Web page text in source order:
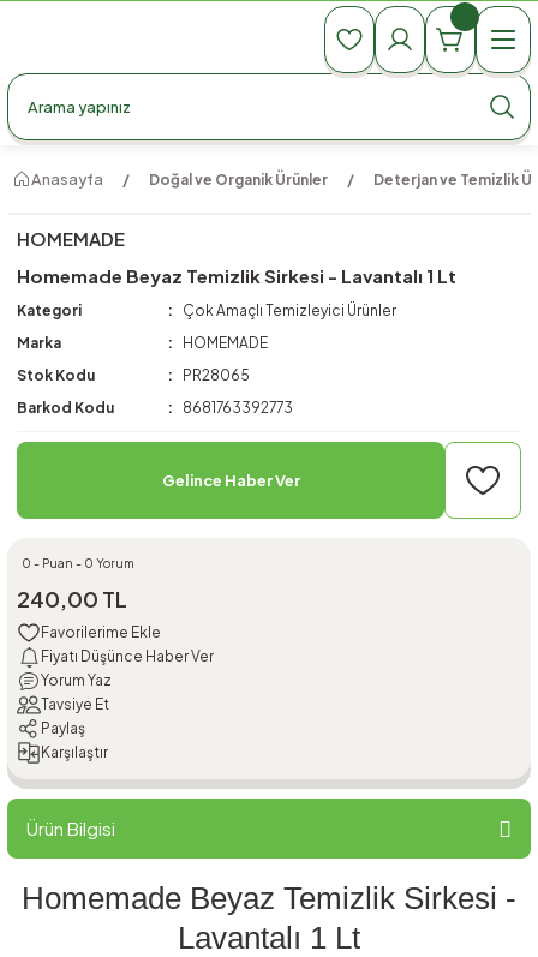
990 TL Üzeri Ücretsiz Kargo
990 TL Üzeri Ücretsiz Kargo
Anasayfa Doğal ve Organik Ürünler Deterjan ve Temizlik
HOMEMADE
Homemade Beyaz Temizlik Sirkesi - Lavantalı 1 Lt
Kategori
Çok Amaçlı Temizleyici Ürünler
Marka
HOMEMADE
Stok Kodu
PR28065
Barkod Kodu
8681763392773
Gelince Haber Ver
0 - Puan - 0 Yorum
240,00 TL
Fiyatı Düşünce Haber Ver
Yorum Yaz
Tavsiye Et
Paylaş
Karşılaştır
Ürün Bilgisi
Homemade Beyaz Temizlik Sirkesi -
Lavantalı 1 Lt